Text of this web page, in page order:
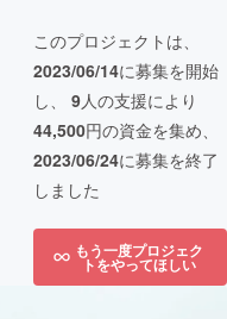
このプロジェクトは、
2023/06/14に募集を開始
し、 9人の支援により
44,500円の資金を集め、
2023/06/24に募集を終了
しました
もう一度プロジェク
トをやってほしい